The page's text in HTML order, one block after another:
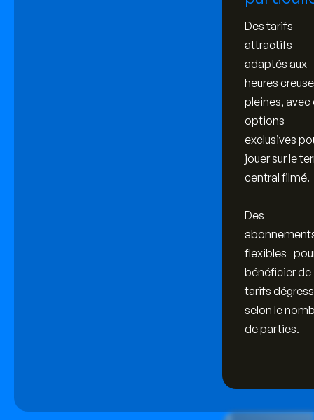
Des tarifs
attractifs
adaptés aux
heures
pleines, avec
options
exclusives
jouer sur le
central filmé.
Des
flexibles
bénéficier de
tarifs
selon le
de parties.